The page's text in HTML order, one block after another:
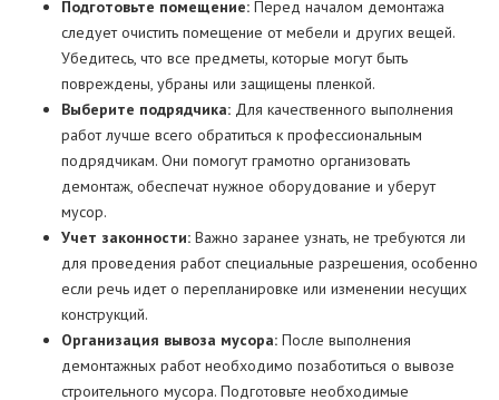
Подготовьте помещение: Перед началом демонтажа
следует очистить помещение от мебели и других вещей.
Убедитесь, что все предметы, которые могут быть
повреждены, убраны или защищены пленкой.
Выберите подрядчика: Для качественного выполнения
работ лучше всего обратиться к профессиональным
подрядчикам. Они помогут грамотно организовать
демонтаж, обеспечат нужное оборудование и уберут
мусор.
Учет законности: Важно заранее узнать, не требуются ли
для проведения работ специальные разрешения, особенно
если речь идет о перепланировке или изменении несущих
конструкций.
Организация вывоза мусора: После выполнения
демонтажных работ необходимо позаботиться о вывозе
строительного мусора. Подготовьте необходимые